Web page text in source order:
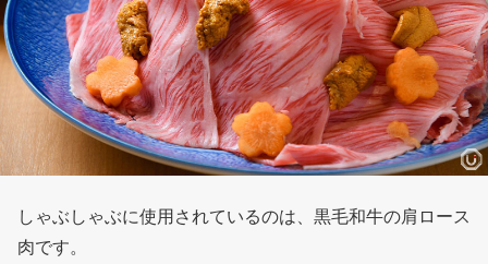
しゃぶしゃぶに使用されているのは、黒毛和牛の肩ロース
肉です。